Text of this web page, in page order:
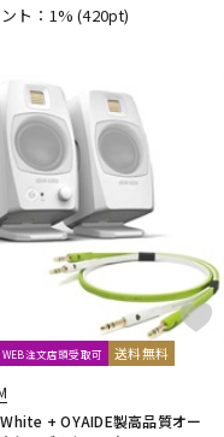
ト：1%(420pt)
WEB注文店頭受取可 送料無料
+ OYAIDE製高品質オー